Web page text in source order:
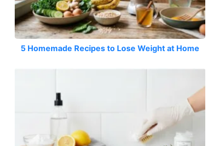
5 Homemade Recipes to Lose Weight at Home